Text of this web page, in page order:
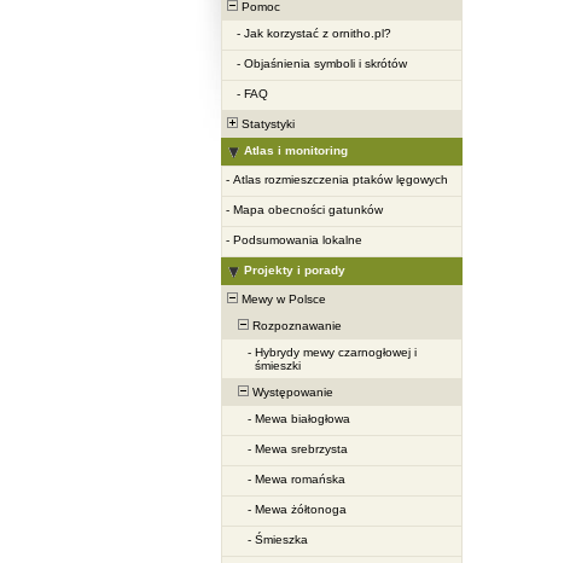
Pomoc
- Jak korzystać z ornitho.pl?
- Objaśnienia symboli i skrótów
- FAQ
Statystyki
Atlas i monitoring
- Atlas rozmieszczenia ptaków lęgowych
- Mapa obecności gatunków
- Podsumowania lokalne
Projekty i porady
Mewy w Polsce
Rozpoznawanie
- Hybrydy mewy czarnogłowej i
śmieszki
Występowanie
- Mewa białogłowa
- Mewa srebrzysta
- Mewa romańska
- Mewa żółtonoga
- Śmieszka